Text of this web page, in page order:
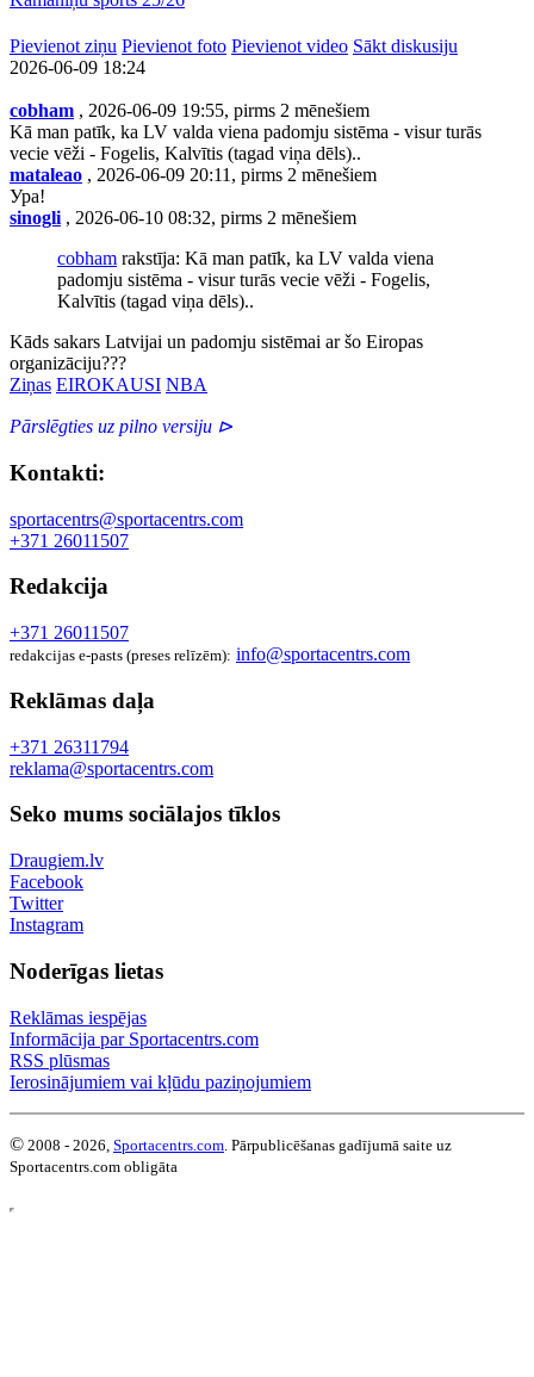
Pievienot ziņu Pievienot foto Pievienot video Sākt diskusiju
2026-06-09 18:24
cobham , 2026-06-09 19:55, pirms 2 mēnešiem
Kā man patīk, ka LV valda viena padomju sistēma - visur turās
vecie vēži - Fogelis, Kalvītis (tagad viņa dēls)..
mataleao , 2026-06-09 20:11, pirms 2 mēnešiem
Ура!
sinogli , 2026-06-10 08:32, pirms 2 mēnešiem
cobham rakstīja: Kā man patīk, ka LV valda viena
padomju sistēma - visur turās vecie vēži - Fogelis,
Kalvītis (tagad viņa dēls)..
Kāds sakars Latvijai un padomju sistēmai ar šo Eiropas
organizāciju???
Ziņas EIROKAUSI NBA
Pārslēgties uz pilno versiju ⊳
Kontakti:
sportacentrs@sportacentrs.com
+371 26011507
Redakcija
+371 26011507
redakcijas e-pasts (preses relīzēm): info@sportacentrs.com
Reklāmas daļa
+371 26311794
reklama@sportacentrs.com
Seko mums sociālajos tīklos
Draugiem.lv
Facebook
Twitter
Instagram
Noderīgas lietas
Reklāmas iespējas
Informācija par Sportacentrs.com
RSS plūsmas
Ierosinājumiem vai kļūdu paziņojumiem
© 2008 - 2026, Sportacentrs.com . Pārpublicēšanas gadījumā saite uz
Sportacentrs.com obligāta